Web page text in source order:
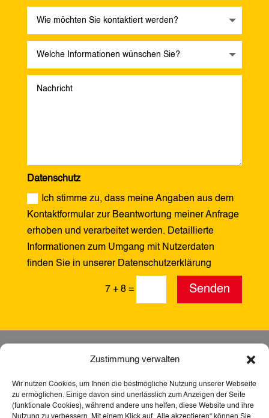
Zustimmung verwalten
Wir nutzen Cookies, um Ihnen die bestmögliche Nutzung unserer Webseite
zu ermöglichen. Einige davon sind unerlässlich zum Anzeigen der Seite
(funktionale Cookies), während andere uns helfen, diese Website und ihre
Datenschutz
Ich stimme zu, dass meine Angaben aus dem
Kontaktformular zur Beantwortung meiner Anfrage
erhoben und verarbeitet werden. Detaillierte
Informationen zum Umgang mit Nutzerdaten
finden Sie in unserer Datenschutzerklärung
7 + 8 = Senden